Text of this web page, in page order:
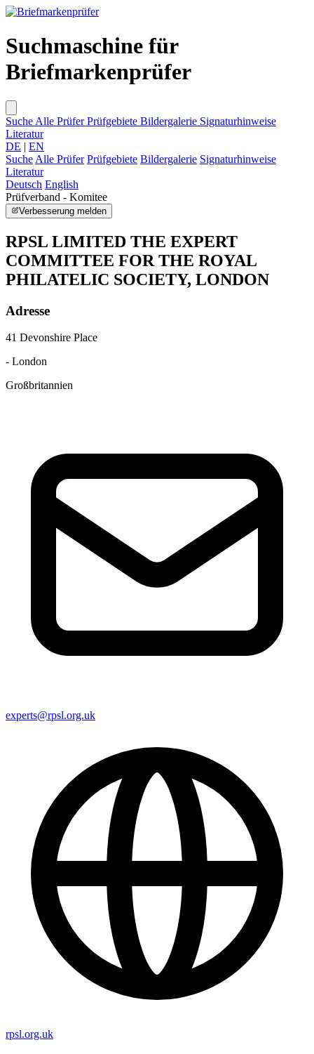
Suchmaschine für
Briefmarkenprüfer
Suche Alle PrüferPrüfgebiete Bildergalerie Signaturhinweise
Literatur
DE | EN
Suche Alle Prüfer Prüfgebiete Bildergalerie Signaturhinweise
Literatur
Deutsch English
Prüfverband - Komitee
Verbesserung melden
RPSL LIMITED THE EXPERT
COMMITTEE FOR THE ROYAL
PHILATELIC SOCIETY, LONDON
Adresse
41 Devonshire Place
- London
Großbritannien
experts@rpsl.org.uk
rpsl.org.uk